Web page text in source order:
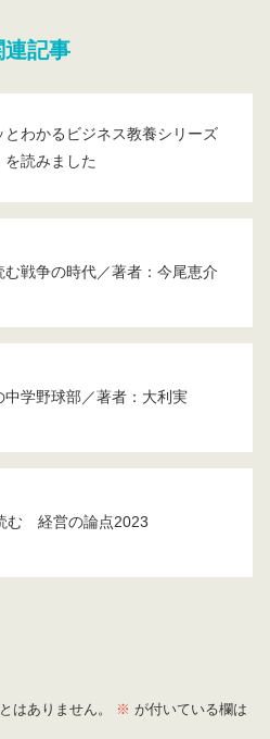
連記事
とわかるビジネス教養シリーズ
を読みました
む戦争の時代／著者：今尾恵介
中学野球部／著者：大利実
む 経営の論点2023
はありません。 ※ が付いている欄は